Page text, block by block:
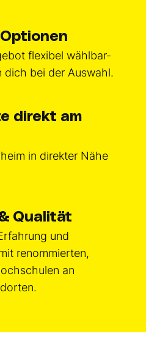
flexibel wählbar-
dich bei der Auswahl.
direkt am
in direkter Nähe
Qualität
und
renommierten,
an